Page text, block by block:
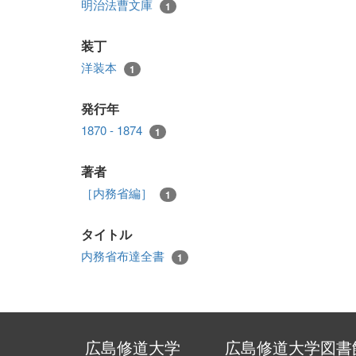
明治法曹文庫 1
装丁
洋装本 1
発行年
1870 - 1874 1
著者
［内務省編］ 1
タイトル
内務省布達全書 1
広島修道大学 広島修道大学図